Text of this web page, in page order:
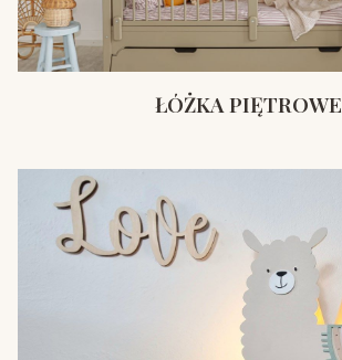
ŁÓŻKA PIĘTROWE